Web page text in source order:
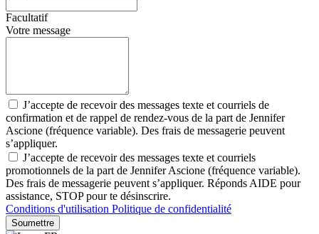
Facultatif
Votre message
J’accepte de recevoir des messages texte et courriels de
confirmation et de rappel de rendez-vous de la part de Jennifer
Ascione (fréquence variable). Des frais de messagerie peuvent
s’appliquer.
J’accepte de recevoir des messages texte et courriels
promotionnels de la part de Jennifer Ascione (fréquence variable).
Des frais de messagerie peuvent s’appliquer. Réponds AIDE pour
assistance, STOP pour te désinscrire.
Conditions d'utilisation Politique de confidentialité
Soumettre